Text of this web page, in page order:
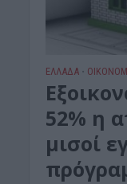
ΕΛΛΑΔΑ •
52% η
μισοί